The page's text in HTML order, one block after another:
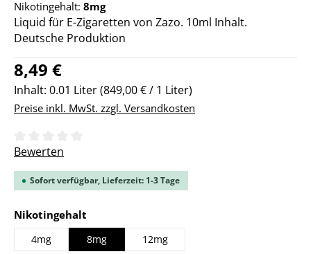
Nikotingehalt: 8mg
Liquid für E-Zigaretten von Zazo. 10ml Inhalt.
Deutsche Produktion
Regulärer Preis:
8,49 €
Inhalt: 0.01 Liter(849,00 € / 1 Liter)
Preise inkl. MwSt. zzgl. Versandkosten
Durchschnittliche Bewertung von 0 von 5 Sternen
Bewerten
Sofort verfügbar, Lieferzeit: 1-3 Tage
Nikotingehalt
4mg 8mg 12mg